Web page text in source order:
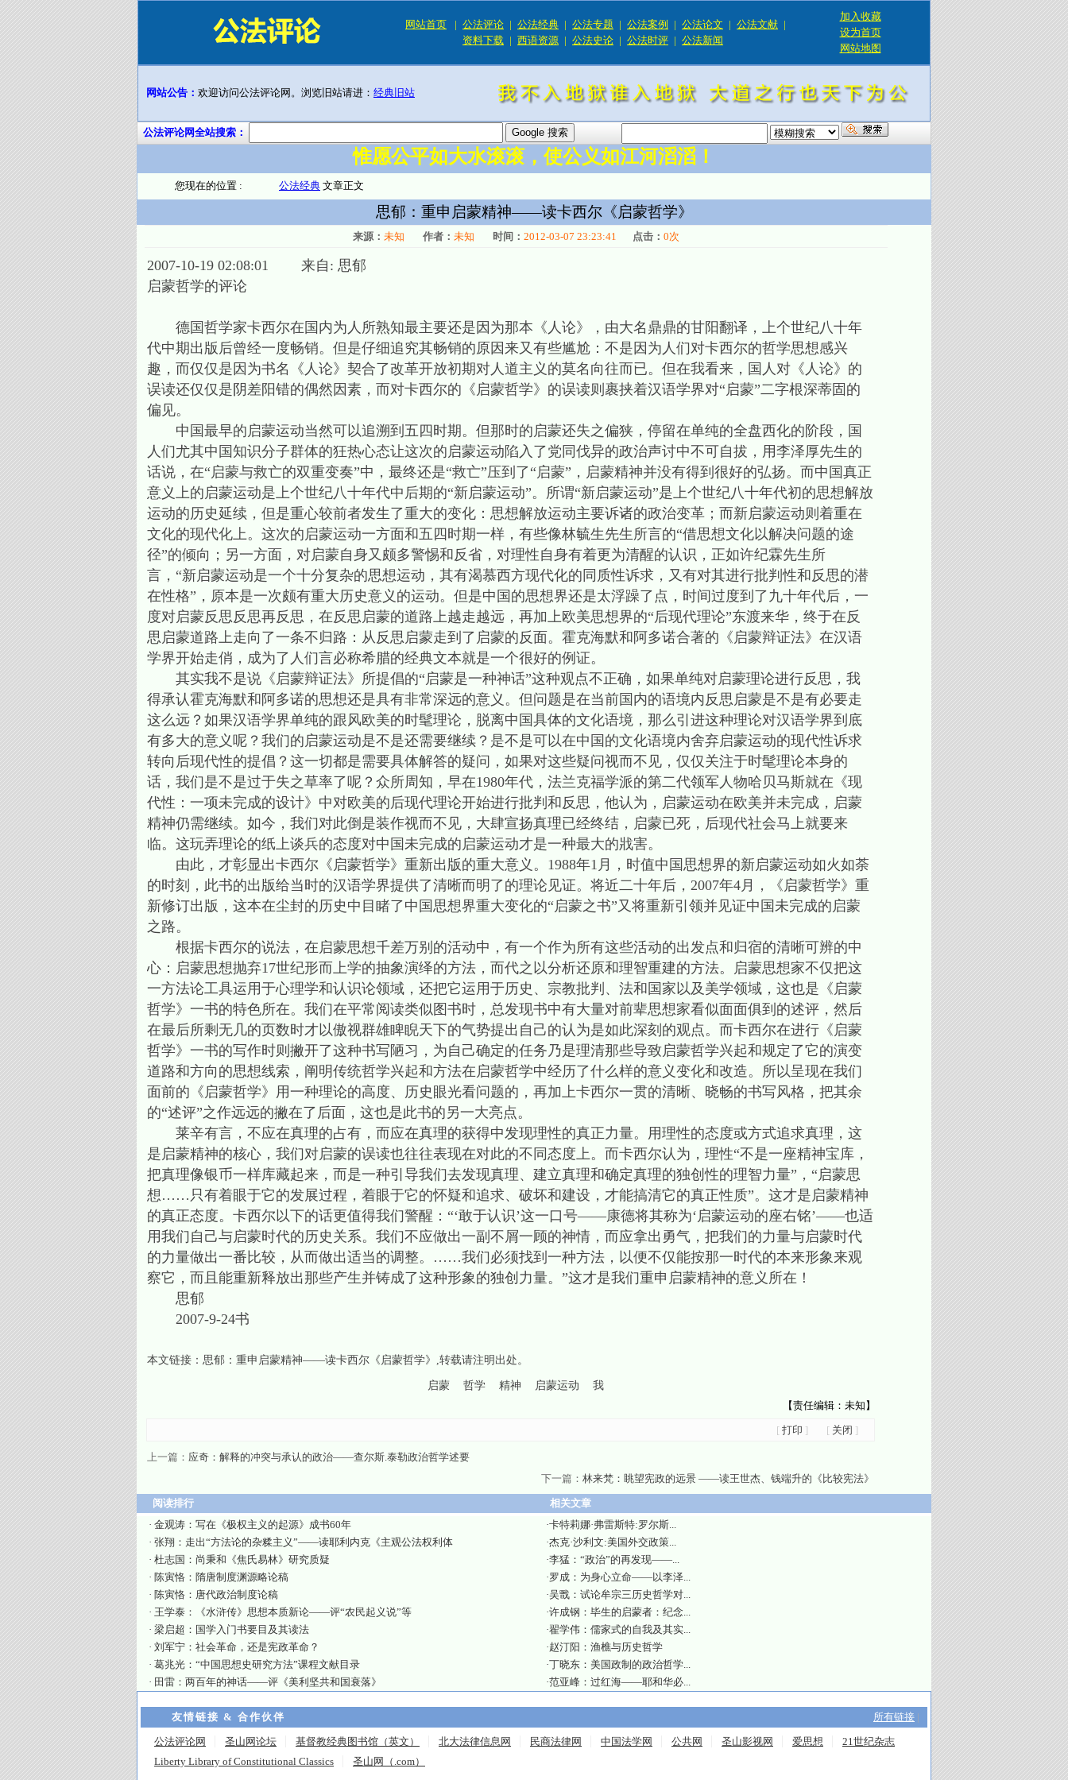
网站首页 | 公法评论 | 公法经典 | 公法专题 | 公法案例 | 公法论文 | 公法文献 |
资料下载 | 西语资源 | 公法史论 | 公法时评 | 公法新闻
加入收藏
设为首页
网站地图
网站公告： 欢迎访问公法评论网。浏览旧站请进： 经典旧站
公法评论网全站搜索：
惟愿公平如大水滚滚，使公义如江河滔滔！
您现在的位置 : 公法经典 文章正文
思郁：重申启蒙精神——读卡西尔《启蒙哲学》
来源： 未知 作者： 未知 时间： 2012-03-07 23:23:41 点击： 0次
2007-10-19 02:08:01 来自: 思郁
启蒙哲学的评论
德国哲学家卡西尔在国内为人所熟知最主要还是因为那本《人论》，由大名鼎鼎的甘阳翻译，上个世纪八十年
代中期出版后曾经一度畅销。但是仔细追究其畅销的原因来又有些尴尬：不是因为人们对卡西尔的哲学思想感兴
趣，而仅仅是因为书名《人论》契合了改革开放初期对人道主义的莫名向往而已。但在我看来，国人对《人论》的
误读还仅仅是阴差阳错的偶然因素，而对卡西尔的《启蒙哲学》的误读则裹挟着汉语学界对“启蒙”二字根深蒂固的
偏见。
中国最早的启蒙运动当然可以追溯到五四时期。但那时的启蒙还失之偏狭，停留在单纯的全盘西化的阶段，国
人们尤其中国知识分子群体的狂热心态让这次的启蒙运动陷入了党同伐异的政治声讨中不可自拔，用李泽厚先生的
话说，在“启蒙与救亡的双重变奏”中，最终还是“救亡”压到了“启蒙”，启蒙精神并没有得到很好的弘扬。而中国真正
意义上的启蒙运动是上个世纪八十年代中后期的“新启蒙运动”。所谓“新启蒙运动”是上个世纪八十年代初的思想解放
运动的历史延续，但是重心较前者发生了重大的变化：思想解放运动主要诉诸的政治变革；而新启蒙运动则着重在
文化的现代化上。这次的启蒙运动一方面和五四时期一样，有些像林毓生先生所言的“借思想文化以解决问题的途
径”的倾向；另一方面，对启蒙自身又颇多警惕和反省，对理性自身有着更为清醒的认识，正如许纪霖先生所
言，“新启蒙运动是一个十分复杂的思想运动，其有渴慕西方现代化的同质性诉求，又有对其进行批判性和反思的潜
在性格”，原本是一次颇有重大历史意义的运动。但是中国的思想界还是太浮躁了点，时间过度到了九十年代后，一
度对启蒙反思反思再反思，在反思启蒙的道路上越走越远，再加上欧美思想界的“后现代理论”东渡来华，终于在反
思启蒙道路上走向了一条不归路：从反思启蒙走到了启蒙的反面。霍克海默和阿多诺合著的《启蒙辩证法》在汉语
学界开始走俏，成为了人们言必称希腊的经典文本就是一个很好的例证。
其实我不是说《启蒙辩证法》所提倡的“启蒙是一种神话”这种观点不正确，如果单纯对启蒙理论进行反思，我
得承认霍克海默和阿多诺的思想还是具有非常深远的意义。但问题是在当前国内的语境内反思启蒙是不是有必要走
这么远？如果汉语学界单纯的跟风欧美的时髦理论，脱离中国具体的文化语境，那么引进这种理论对汉语学界到底
有多大的意义呢？我们的启蒙运动是不是还需要继续？是不是可以在中国的文化语境内舍弃启蒙运动的现代性诉求
转向后现代性的提倡？这一切都是需要具体解答的疑问，如果对这些疑问视而不见，仅仅关注于时髦理论本身的
话，我们是不是过于失之草率了呢？众所周知，早在1980年代，法兰克福学派的第二代领军人物哈贝马斯就在《现
代性：一项未完成的设计》中对欧美的后现代理论开始进行批判和反思，他认为，启蒙运动在欧美并未完成，启蒙
精神仍需继续。如今，我们对此倒是装作视而不见，大肆宣扬真理已经终结，启蒙已死，后现代社会马上就要来
临。这玩弄理论的纸上谈兵的态度对中国未完成的启蒙运动才是一种最大的戕害。
由此，才彰显出卡西尔《启蒙哲学》重新出版的重大意义。1988年1月，时值中国思想界的新启蒙运动如火如荼
的时刻，此书的出版给当时的汉语学界提供了清晰而明了的理论见证。将近二十年后，2007年4月，《启蒙哲学》重
新修订出版，这本在尘封的历史中目睹了中国思想界重大变化的“启蒙之书”又将重新引领并见证中国未完成的启蒙
之路。
根据卡西尔的说法，在启蒙思想千差万别的活动中，有一个作为所有这些活动的出发点和归宿的清晰可辨的中
心：启蒙思想抛弃17世纪形而上学的抽象演绎的方法，而代之以分析还原和理智重建的方法。启蒙思想家不仅把这
一方法论工具运用于心理学和认识论领域，还把它运用于历史、宗教批判、法和国家以及美学领域，这也是《启蒙
哲学》一书的特色所在。我们在平常阅读类似图书时，总发现书中有大量对前辈思想家看似面面俱到的述评，然后
在最后所剩无几的页数时才以傲视群雄睥睨天下的气势提出自己的认为是如此深刻的观点。而卡西尔在进行《启蒙
哲学》一书的写作时则撇开了这种书写陋习，为自己确定的任务乃是理清那些导致启蒙哲学兴起和规定了它的演变
道路和方向的思想线索，阐明传统哲学兴起和方法在启蒙哲学中经历了什么样的意义变化和改造。所以呈现在我们
面前的《启蒙哲学》用一种理论的高度、历史眼光看问题的，再加上卡西尔一贯的清晰、晓畅的书写风格，把其余
的“述评”之作远远的撇在了后面，这也是此书的另一大亮点。
莱辛有言，不应在真理的占有，而应在真理的获得中发现理性的真正力量。用理性的态度或方式追求真理，这
是启蒙精神的核心，我们对启蒙的误读也往往表现在对此的不同态度上。而卡西尔认为，理性“不是一座精神宝库，
把真理像银币一样库藏起来，而是一种引导我们去发现真理、建立真理和确定真理的独创性的理智力量”，“启蒙思
想……只有着眼于它的发展过程，着眼于它的怀疑和追求、破坏和建设，才能搞清它的真正性质”。这才是启蒙精神
的真正态度。卡西尔以下的话更值得我们警醒：“‘敢于认识’这一口号——康德将其称为‘启蒙运动的座右铭’——也适
用我们自己与启蒙时代的历史关系。我们不应做出一副不屑一顾的神情，而应拿出勇气，把我们的力量与启蒙时代
的力量做出一番比较，从而做出适当的调整。……我们必须找到一种方法，以便不仅能按那一时代的本来形象来观
察它，而且能重新释放出那些产生并铸成了这种形象的独创力量。”这才是我们重申启蒙精神的意义所在！
思郁
2007-9-24书
本文链接： 思郁：重申启蒙精神——读卡西尔《启蒙哲学》 ,转载请注明出处。
启蒙 哲学 精神 启蒙运动
我
【责任编辑：未知】
[ 打印 ] [ 关闭 ]
上一篇： 应奇：解释的冲突与承认的政治——查尔斯.泰勒政治哲学述要
下一篇： 林来梵：眺望宪政的远景 ——读王世杰、钱端升的《比较宪法》
阅读排行
· 金观涛：写在《极权主义的起源》成书60年
· 张翔：走出“方法论的杂糅主义”——读耶利内克《主观公法权利体
· 杜志国：尚秉和《焦氏易林》研究质疑
· 陈寅恪：隋唐制度渊源略论稿
· 陈寅恪：唐代政治制度论稿
· 王学泰：《水浒传》思想本质新论——评“农民起义说”等
· 梁启超：国学入门书要目及其读法
· 刘军宁：社会革命，还是宪政革命？
· 葛兆光：“中国思想史研究方法”课程文献目录
· 田雷：两百年的神话——评《美利坚共和国衰落》
相关文章
·卡特莉娜·弗雷斯特:罗尔斯...
·杰克·沙利文:美国外交政策...
·李猛：“政治”的再发现——...
·罗成：为身心立命——以李泽...
·吴戬：试论牟宗三历史哲学对...
·许成钢：毕生的启蒙者：纪念...
·翟学伟：儒家式的自我及其实...
·赵汀阳：渔樵与历史哲学
·丁晓东：美国政制的政治哲学...
·范亚峰：过红海——耶和华必...
友情链接 & 合作伙伴 所有链接 |
公法评论网 圣山网论坛 基督教经典图书馆（英文） 北大法律信息网 民商法律网 中国法学网 公共网 圣山影视网 爱思想
21世纪杂志
Liberty Library of Constitutional Classics
圣山网（.com）